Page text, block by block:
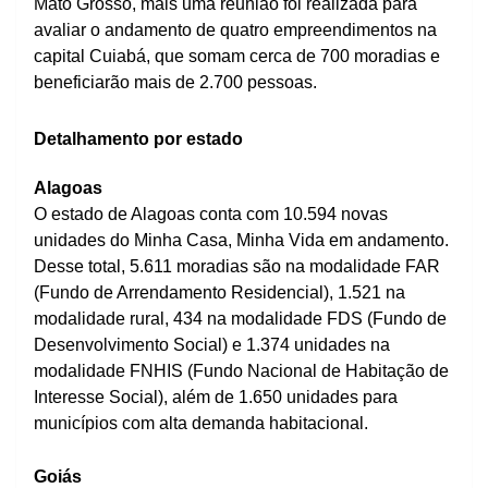
Mato Grosso, mais uma reunião foi realizada para
avaliar o andamento de quatro empreendimentos na
capital Cuiabá, que somam cerca de 700 moradias e
beneficiarão mais de 2.700 pessoas.
Detalhamento por estado
Alagoas
O estado de Alagoas conta com 10.594 novas
unidades do Minha Casa, Minha Vida em andamento.
Desse total, 5.611 moradias são na modalidade FAR
(Fundo de Arrendamento Residencial), 1.521 na
modalidade rural, 434 na modalidade FDS (Fundo de
Desenvolvimento Social) e 1.374 unidades na
modalidade FNHIS (Fundo Nacional de Habitação de
Interesse Social), além de 1.650 unidades para
municípios com alta demanda habitacional.
Goiás